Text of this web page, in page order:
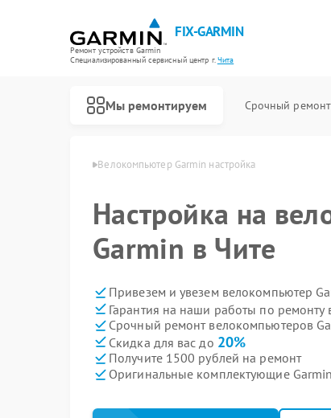
FIX-GARMIN
Ремонт устройств Garmin
Специализированный cервисный центр г.Чита
Мы ремонтируем Срочный ремонт
Garmin в Чите Велокомпьютер Garmin настройка
Настройка на
Garmin в Чите
Привезем и увезем велокомпьютер
Гарантия на наши работы по ремонту
Срочный ремонт велокомпьютеров
Скидка для вас до 20%
Получите 1500 рублей на ремонт
Оригинальные комплектующие Garmin